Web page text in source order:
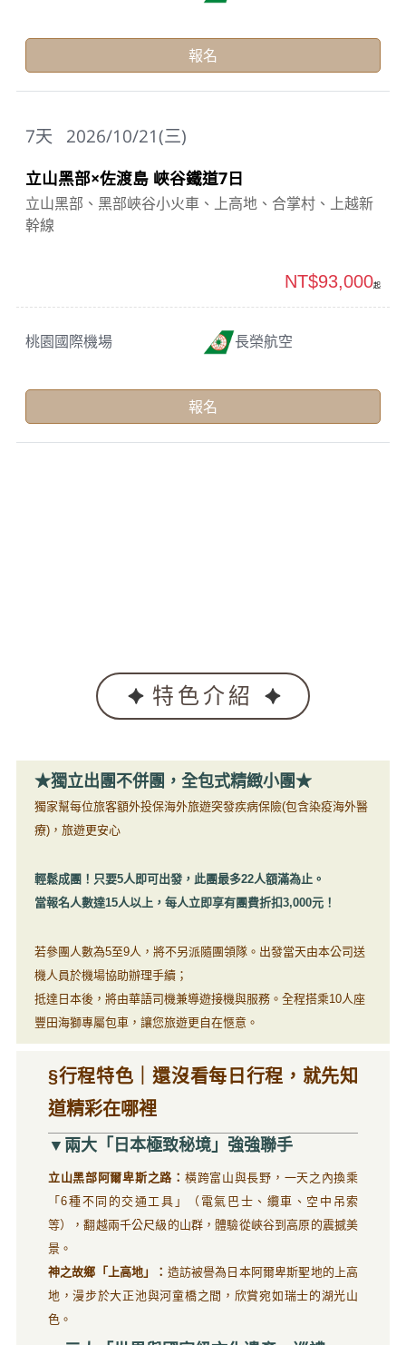
特色介紹
★獨立出團不併團，全包式精緻小團★
獨家幫每位旅客額外投保海外旅遊突發疾病保險(包含染疫海外醫
療)，旅遊更安心
輕鬆成團！只要5人即可出發，此團最多22人額滿為止。
當報名人數達15人以上，每人立即享有團費折扣3,000元！
若參團人數為5至9人，將不另派隨團領隊。出發當天由本公司送
機人員於機場協助辦理手續；
抵達日本後，將由華語司機兼導遊接機與服務。全程搭乘10人座
豐田海獅專屬包車，讓您旅遊更自在愜意。
§行程特色｜還沒看每日行程，就先知
道精彩在哪裡
▼兩大「日本極致秘境」強強聯手
立山黑部阿爾卑斯之路： 橫跨富山與長野，一天之內換乘
「6種不同的交通工具」（電氣巴士、纜車、空中吊索
等），翻越兩千公尺級的山群，體驗從峽谷到高原的震撼美
景。
神之故鄉「上高地」： 造訪被譽為日本阿爾卑斯聖地的上高
地，漫步於大正池與河童橋之間，欣賞宛如瑞士的湖光山
色。
報名
2026/10/21(三)
7天
立山黑部×佐渡島 峽谷鐵道7日
立山黑部、黑部峽谷小火車、上高地、合掌村、上越新
幹線
桃園國際機場 長榮航空
NT$93,000起
報名